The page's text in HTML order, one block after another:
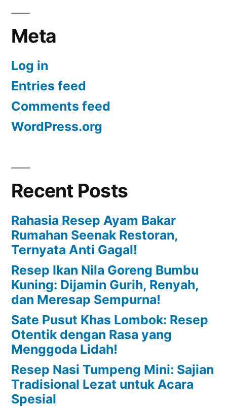
Meta
Log in
Entries feed
Comments feed
WordPress.org
Recent Posts
Rahasia Resep Ayam Bakar
Rumahan Seenak Restoran,
Ternyata Anti Gagal!
Resep Ikan Nila Goreng Bumbu
Kuning: Dijamin Gurih, Renyah,
dan Meresap Sempurna!
Sate Pusut Khas Lombok: Resep
Otentik dengan Rasa yang
Menggoda Lidah!
Resep Nasi Tumpeng Mini: Sajian
Tradisional Lezat untuk Acara
Spesial